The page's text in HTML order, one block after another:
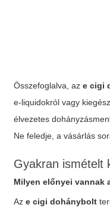
Összefoglalva, aze cigi
e-liquidokról vagy
élvezetes
Ne feledje, a vásárlás
Gyakran ismételt
Milyen előnyei vannak
Aze cigi dohánybolt